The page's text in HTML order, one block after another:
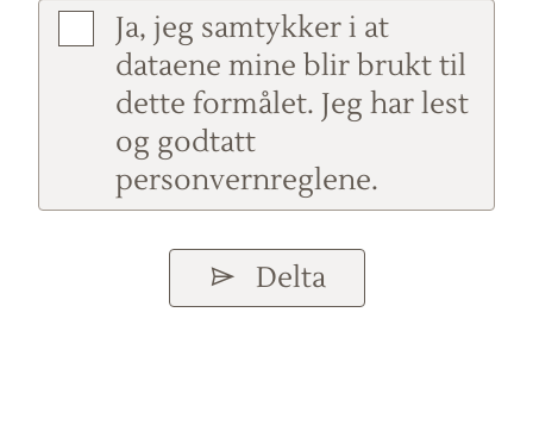
Ja, jeg samtykker i at
dataene mine blir brukt til
dette formålet. Jeg har lest
og godtatt
personvernreglene.
Delta